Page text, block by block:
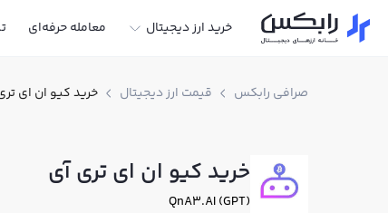
خرید ارز دیجیتال معامله حرفه‌ای
صرافی رابکس قیمت ارز دیجیتال خرید کیو ان ای
خرید کیو ان ای تری آی
QnA3.AI (GPT)